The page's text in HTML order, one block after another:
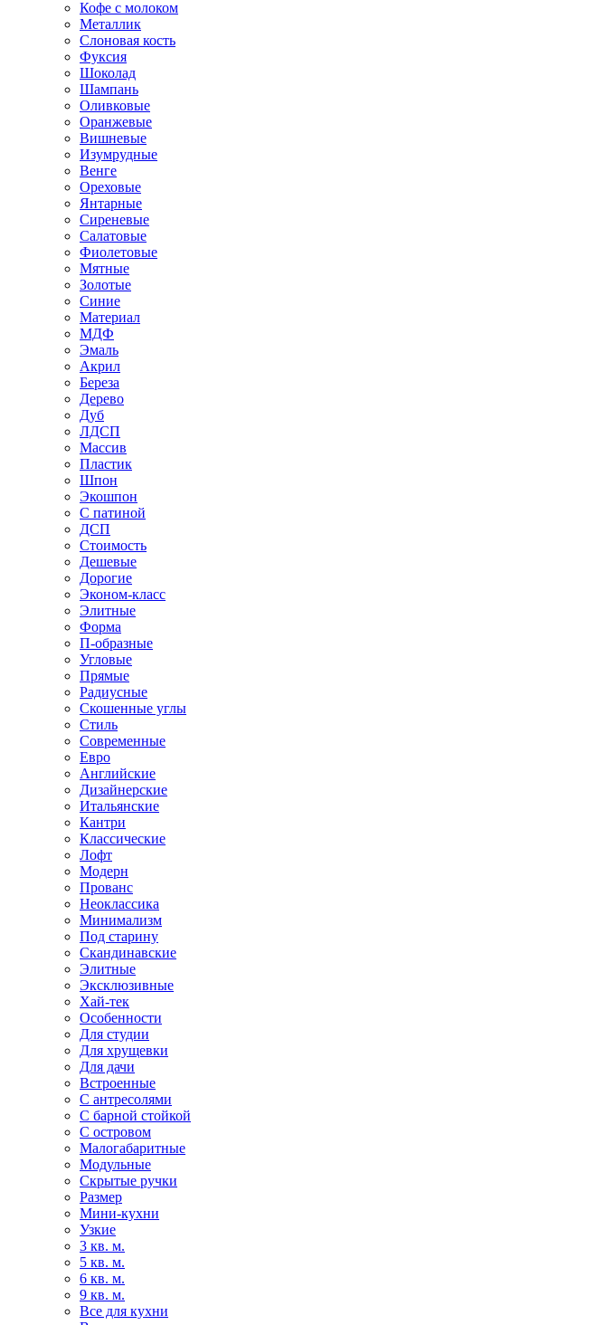
Кофе с молоком
Металлик
Слоновая кость
Фуксия
Шоколад
Шампань
Оливковые
Оранжевые
Вишневые
Изумрудные
Венге
Ореховые
Янтарные
Сиреневые
Салатовые
Фиолетовые
Мятные
Золотые
Синие
Материал
МДФ
Эмаль
Акрил
Береза
Дерево
Дуб
ЛДСП
Массив
Пластик
Шпон
Экошпон
С патиной
ДСП
Стоимость
Дешевые
Дорогие
Эконом-класс
Элитные
Форма
П-образные
Угловые
Прямые
Радиусные
Скошенные углы
Стиль
Современные
Евро
Английские
Дизайнерские
Итальянские
Кантри
Классические
Лофт
Модерн
Прованс
Неоклассика
Минимализм
Под старину
Скандинавские
Элитные
Эксклюзивные
Хай-тек
Особенности
Для студии
Для хрущевки
Для дачи
Встроенные
С антресолями
С барной стойкой
С островом
Малогабаритные
Модульные
Скрытые ручки
Размер
Мини-кухни
Узкие
3 кв. м.
5 кв. м.
6 кв. м.
9 кв. м.
Все для кухни